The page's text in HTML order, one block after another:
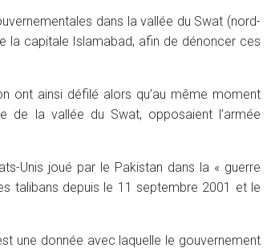
dans la vallée du Swat (nord-
la capitale Islamabad, afin de dénoncer ces
ont ainsi défilé alors qu’au même moment
la vallée du Swat, opposaient l’armée
Unis joué par le Pakistan dans la « guerre
talibans depuis le 11 septembre 2001 et le
une donnée avec laquelle le gouvernement